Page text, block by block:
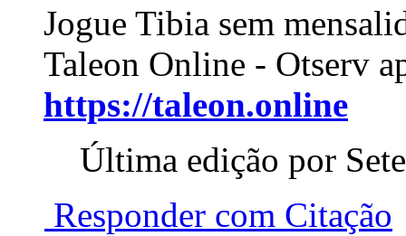
Jogue Tibia sem
Taleon Online - Otserv
https://taleon.online
Última edição por
Responder com Citação